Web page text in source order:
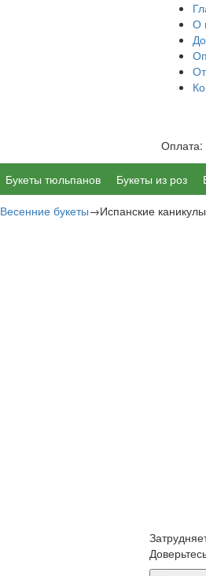
О
Оплата:
Букеты тюльпанов Букеты из роз
Весенние букеты→Испанские каникулы